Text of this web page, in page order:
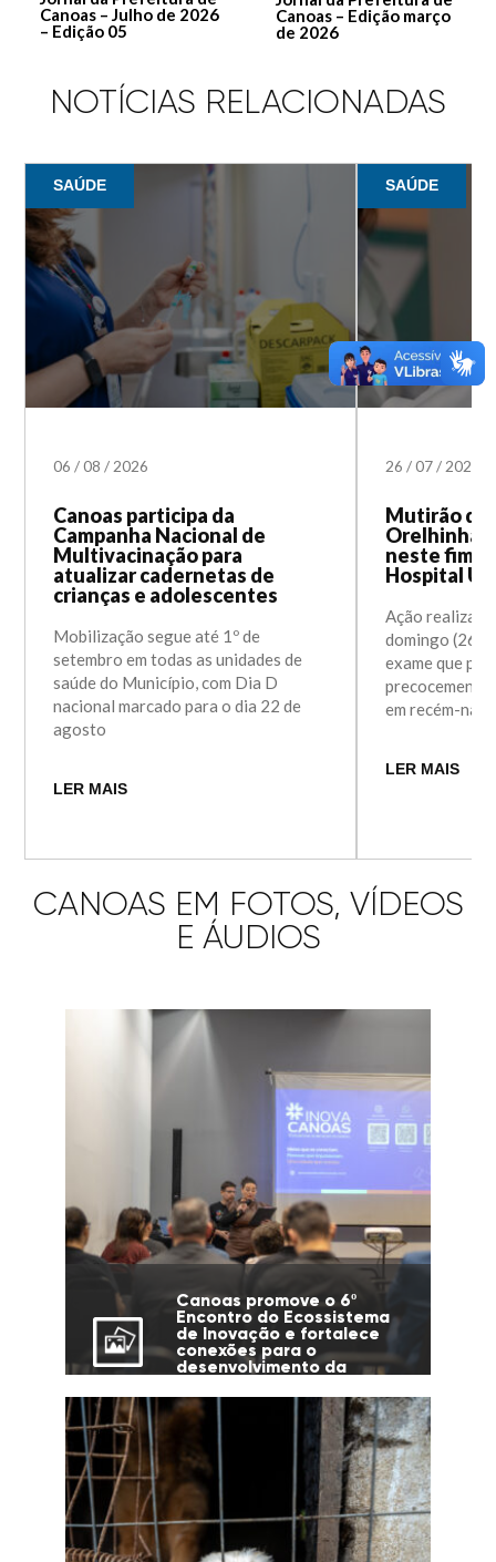
Canoas – Julho de 2026
– Edição 05
Canoas – Edição março
de 2026
NOTÍCIAS RELACIONADAS
SAÚDE
06/08/ 2026
Canoas participa da
Campanha Nacional de
Multivacinação para
atualizar cadernetas de
crianças e adolescentes
Mobilização segue até 1º de
setembro em todas as unidades de
saúde do Município, com Dia D
nacional marcado para o dia 22 de
agosto
LER MAIS
SAÚDE
26/07/ 2026
Mutirão do
Orelhinha
neste fim
Hospital
Ação
domingo (26)
exame que
em recém-
LER MAIS
CANOAS EM FOTOS, VÍDEOS
E ÁUDIOS
Canoas promove o 6º
Encontro do Ecossistema
de Inovação e fortalece
conexões para o
desenvolvimento da